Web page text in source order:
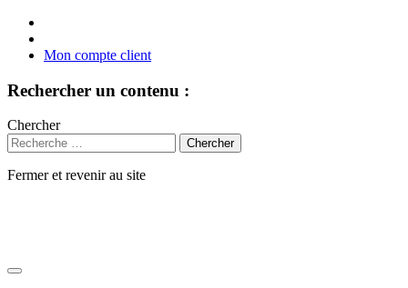
Mon compte client
Rechercher un contenu :
Chercher
Fermer et revenir au site